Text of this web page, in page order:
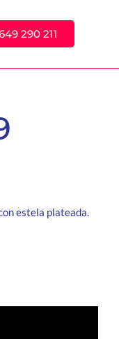
290 211
estela plateada.